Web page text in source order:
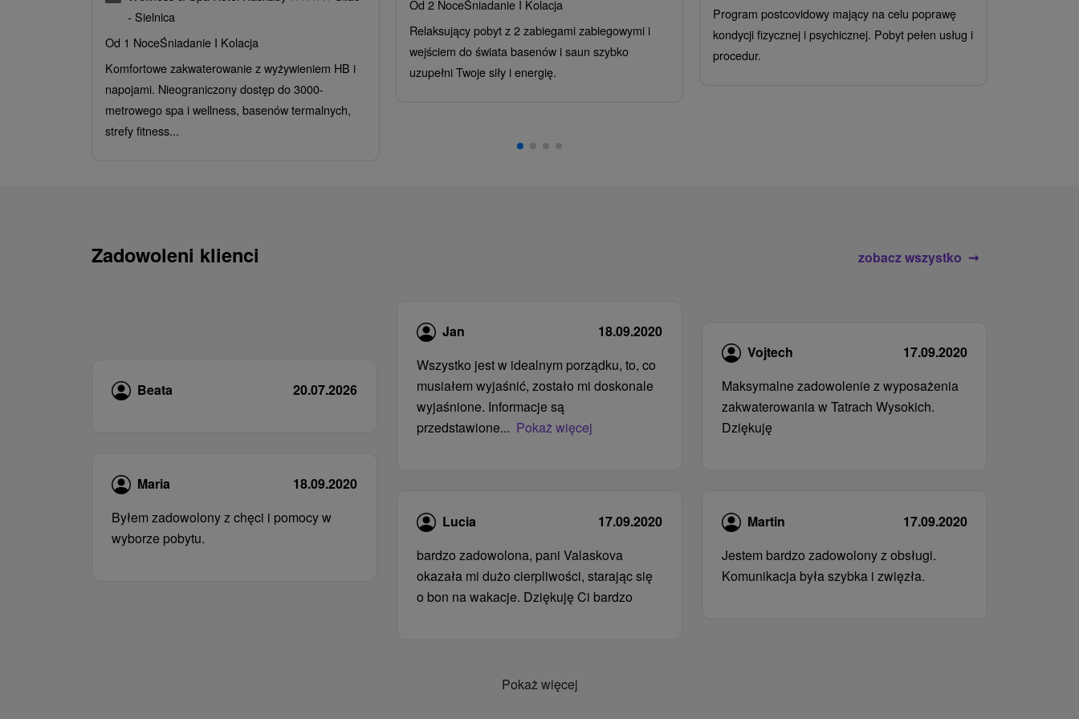
- Sielnica
Od 1 NoceŚniadanie I Kolacja
Komfortowe zakwaterowanie z wyżywieniem HB i
napojami. Nieograniczony dostęp do 3000-
metrowego spa i wellness, basenów termalnych,
strefy fitness...
Od 2 NoceŚniadanie I Kolacja
Relaksujący pobyt z 2 zabiegami zabiegowymi i
wejściem do świata basenów i saun szybko
uzupełni Twoje siły i energię.
Program postcovidowy mający na celu poprawę
kondycji fizycznej i psychicznej. Pobyt pełen usług i
procedur.
Zadowoleni klienci zobacz wszystko
Beata 20.07.2026
Maria
18.09.2020
Byłem zadowolony z chęci i pomocy w
wyborze pobytu.
Jan
18.09.2020
Wszystko jest w idealnym porządku, to, co
musiałem wyjaśnić, zostało mi doskonale
wyjaśnione. Informacje są
przedstawione... Pokaż więcej
Lucia
17.09.2020
bardzo zadowolona, ​​pani Valaskova
okazała mi dużo cierpliwości, starając się
o bon na wakacje. Dziękuję Ci bardzo
Vojtech
17.09.2020
Maksymalne zadowolenie z wyposażenia
zakwaterowania w Tatrach Wysokich.
Dziękuję
Martin
17.09.2020
Jestem bardzo zadowolony z obsługi.
Komunikacja była szybka i zwięzła.
Pokaż więcej